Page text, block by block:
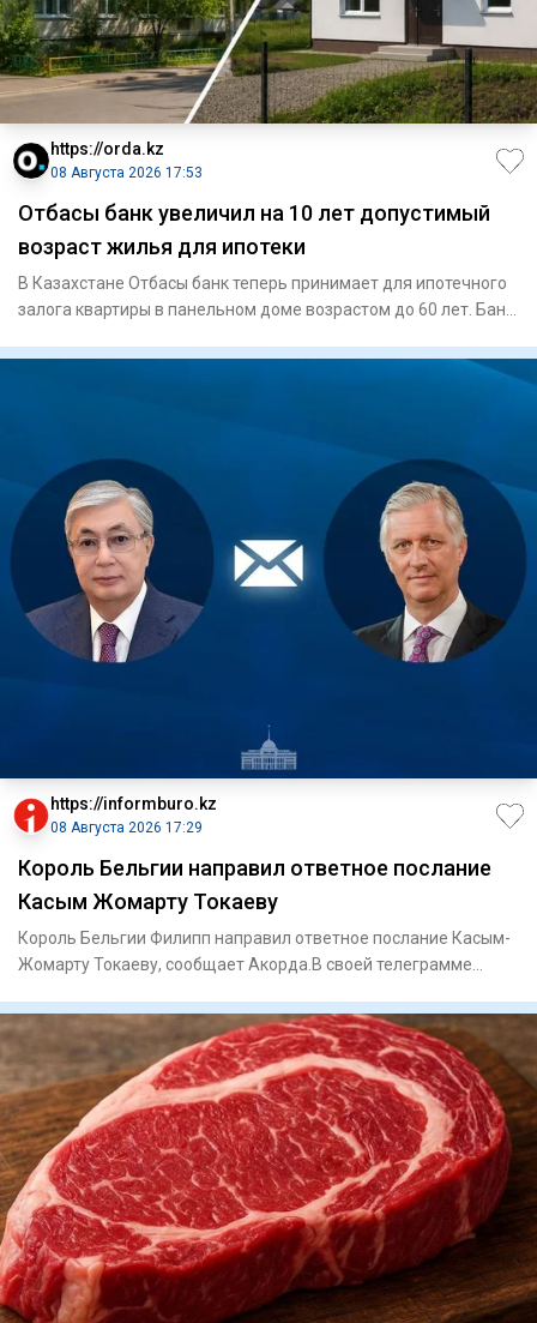
https://orda.kz
08 Августа 2026 17:53
Отбасы банк увеличил на 10 лет допустимый
возраст жилья для ипотеки
В Казахстане Отбасы банк теперь принимает для ипотечного
залога квартиры в панельном доме возрастом до 60 лет. Банк
https://informburo.kz
08 Августа 2026 17:29
Король Бельгии направил ответное послание
Касым Жомарту Токаеву
Король Бельгии Филипп направил ответное послание Касым-
Жомарту Токаеву, сообщает Акорда.В своей телеграмме